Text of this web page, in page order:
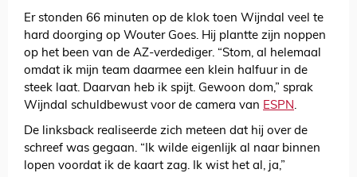
Er stonden 66 minuten op de klok toen Wijndal veel te
hard doorging op Wouter Goes. Hij plantte zijn noppen
op het been van de AZ-verdediger. “Stom, al helemaal
omdat ik mijn team daarmee een klein halfuur in de
steek laat. Daarvan heb ik spijt. Gewoon dom,” sprak
Wijndal schuldbewust voor de camera van ESPN.
De linksback realiseerde zich meteen dat hij over de
schreef was gegaan. “Ik wilde eigenlijk al naar binnen
lopen voordat ik de kaart zag. Ik wist het al, ja,”